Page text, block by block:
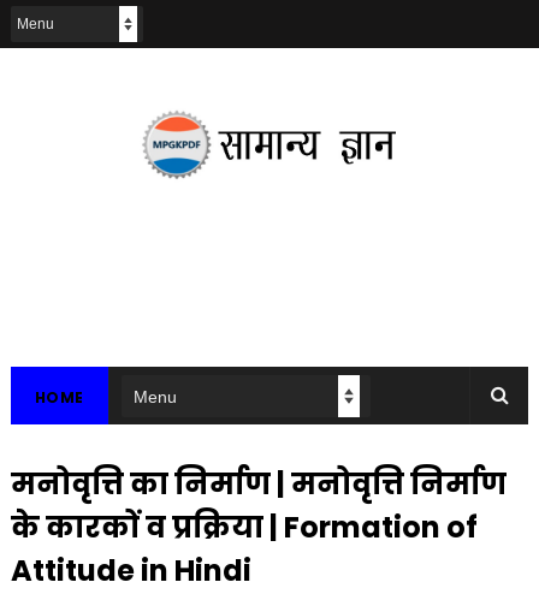
HOME
मनोवृत्ति का निर्माण | मनोवृत्ति निर्माण
के कारकों व प्रक्रिया | Formation of
Attitude in Hindi